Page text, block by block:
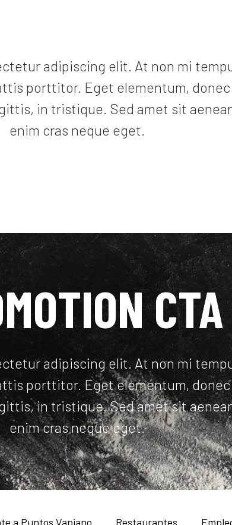
adipiscing elit. At non mi
porttitor. Eget elementum,
in tristique. Sed amet sit
enim cras neque eget.
CTA
adipiscing elit. At non mi
porttitor. Eget elementum,
in tristique. Sed amet sit
enim cras neque eget.
a Puntos Vapiano Restaurantes